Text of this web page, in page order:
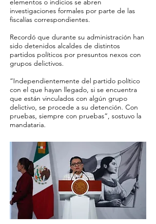
elementos o indicios se abren
investigaciones formales por parte de las
fiscalías correspondientes.
Recordó que durante su administración han
sido detenidos alcaldes de distintos
partidos políticos por presuntos nexos con
grupos delictivos.
“Independientemente del partido político
con el que hayan llegado, si se encuentra
que están vinculados con algún grupo
delictivo, se procede a su detención. Con
pruebas, siempre con pruebas”, sostuvo la
mandataria.